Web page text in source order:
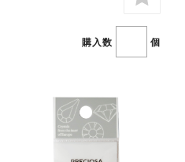
購入数 個